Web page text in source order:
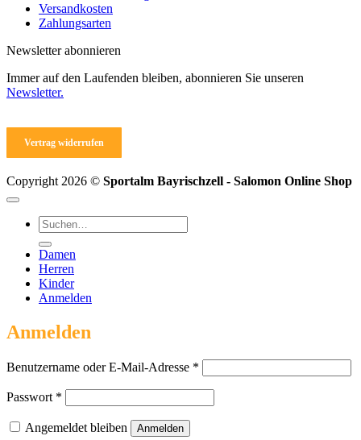
Versandkosten
Zahlungsarten
Newsletter abonnieren
Immer auf den Laufenden bleiben, abonnieren Sie unseren
Newsletter.
Vertrag widerrufen
Copyright 2026 © Sportalm Bayrischzell - Salomon Online Shop
Suchen
nach:
Damen
Herren
Kinder
Anmelden
Anmelden
Benutzername oder E-Mail-Adresse *
Passwort *
Angemeldet bleiben Anmelden